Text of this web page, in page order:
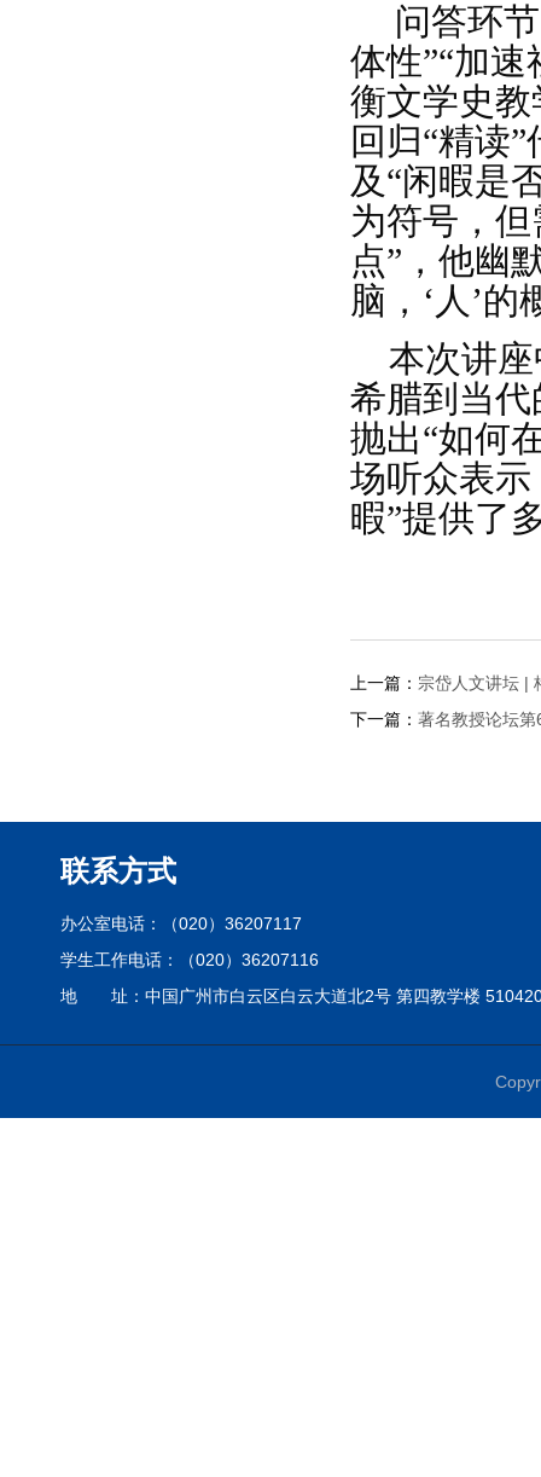
问答环
体性”“加
衡文学史教
回归“精读
及“闲暇是
为符号，
点”，他幽
脑，‘人’的
本次讲
希腊到当代
抛出“如何
场听众表
暇”提供了
上一篇： 宗岱人文讲坛 |
下一篇： 著名教授论坛
联系方式
办公室电话：（020）36207117
学生工作电话：（020）36207116
地 址：中国广州市白云区白云大道北2号 第四教学楼